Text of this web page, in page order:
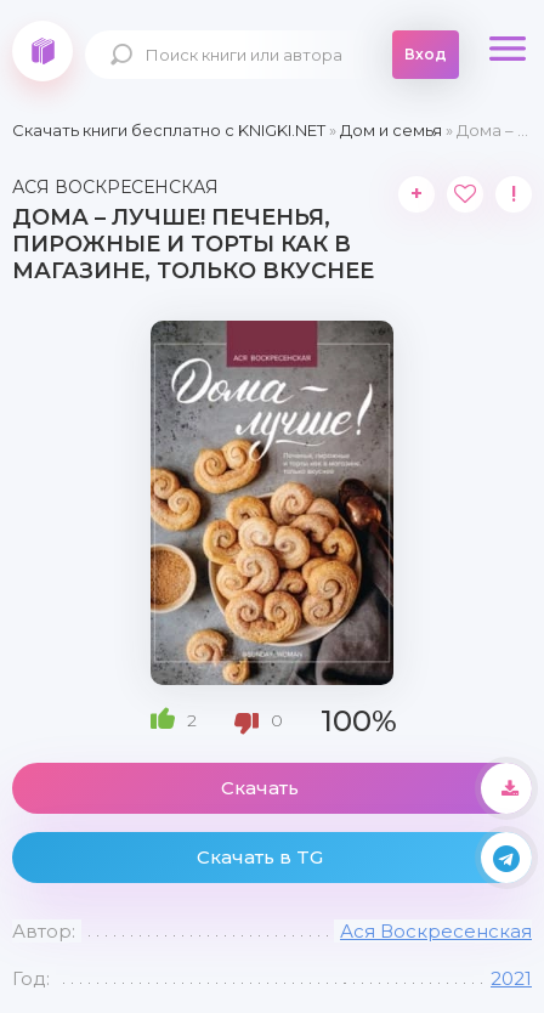
Вход
Скачать книги бесплатно c KNIGKI.NET» Дом и семья » Дома – лучше! Печенья, пирожные и торты как в магазине, только вкуснее
АСЯ ВОСКРЕСЕНСКАЯ
ДОМА – ЛУЧШЕ! ПЕЧЕНЬЯ,
ПИРОЖНЫЕ И ТОРТЫ КАК В
МАГАЗИНЕ, ТОЛЬКО ВКУСНЕЕ
+ !
2 0 100%
Скачать
Скачать в TG
Автор: Ася Воскресенская
Год: 2021